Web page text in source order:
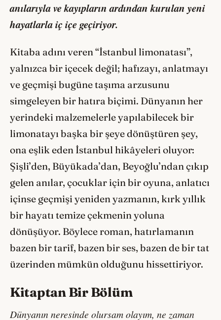
anılarıyla ve kayıpların ardından kurulan yeni
hayatlarla iç içe geçiriyor.
Kitaba adını veren “İstanbul limonatası”,
yalnızca bir içecek değil; hafızayı, anlatmayı
ve geçmişi bugüne taşıma arzusunu
simgeleyen bir hatıra biçimi. Dünyanın her
yerindeki malzemelerle yapılabilecek bir
limonatayı başka bir şeye dönüştüren şey,
ona eşlik eden İstanbul hikâyeleri oluyor:
Şişli’den, Büyükada’dan, Beyoğlu’ndan çıkıp
gelen anılar, çocuklar için bir oyuna, anlatıcı
içinse geçmişi yeniden yazmanın, kırk yıllık
bir hayatı temize çekmenin yoluna
dönüşüyor. Böylece roman, hatırlamanın
bazen bir tarif, bazen bir ses, bazen de bir tat
üzerinden mümkün olduğunu hissettiriyor.
Kitaptan Bir Bölüm
Dünyanın neresinde olursam olayım, ne zaman